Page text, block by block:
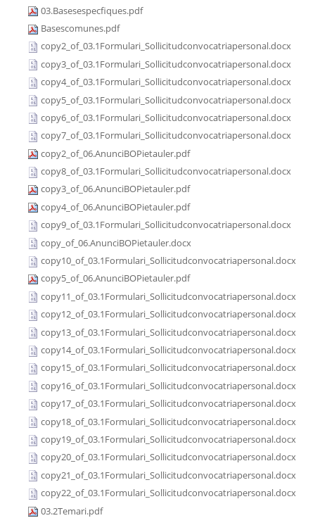
03.Basesespecfiques.pdf
Basescomunes.pdf
copy2_of_03.1Formulari_Sollicitudconvocatriapersonal.docx
copy3_of_03.1Formulari_Sollicitudconvocatriapersonal.docx
copy4_of_03.1Formulari_Sollicitudconvocatriapersonal.docx
copy5_of_03.1Formulari_Sollicitudconvocatriapersonal.docx
copy6_of_03.1Formulari_Sollicitudconvocatriapersonal.docx
copy7_of_03.1Formulari_Sollicitudconvocatriapersonal.docx
copy2_of_06.AnunciBOPietauler.pdf
copy8_of_03.1Formulari_Sollicitudconvocatriapersonal.docx
copy3_of_06.AnunciBOPietauler.pdf
copy4_of_06.AnunciBOPietauler.pdf
copy9_of_03.1Formulari_Sollicitudconvocatriapersonal.docx
copy_of_06.AnunciBOPietauler.docx
copy10_of_03.1Formulari_Sollicitudconvocatriapersonal.docx
copy5_of_06.AnunciBOPietauler.pdf
copy11_of_03.1Formulari_Sollicitudconvocatriapersonal.docx
copy12_of_03.1Formulari_Sollicitudconvocatriapersonal.docx
copy13_of_03.1Formulari_Sollicitudconvocatriapersonal.docx
copy14_of_03.1Formulari_Sollicitudconvocatriapersonal.docx
copy15_of_03.1Formulari_Sollicitudconvocatriapersonal.docx
copy16_of_03.1Formulari_Sollicitudconvocatriapersonal.docx
copy17_of_03.1Formulari_Sollicitudconvocatriapersonal.docx
copy18_of_03.1Formulari_Sollicitudconvocatriapersonal.docx
copy19_of_03.1Formulari_Sollicitudconvocatriapersonal.docx
copy20_of_03.1Formulari_Sollicitudconvocatriapersonal.docx
copy21_of_03.1Formulari_Sollicitudconvocatriapersonal.docx
copy22_of_03.1Formulari_Sollicitudconvocatriapersonal.docx
03.2Temari.pdf